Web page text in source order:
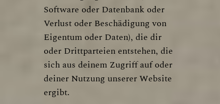
Software oder Datenbank oder
Verlust oder Beschädigung von
Eigentum oder Daten), die dir
oder Drittparteien entstehen, die
sich aus deinem Zugriff auf oder
deiner Nutzung unserer Website
ergibt.